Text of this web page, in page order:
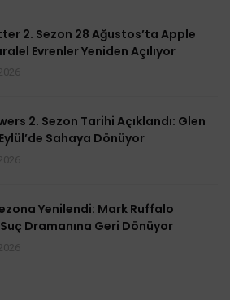
2. Sezon 28 Ağustos’ta Apple
Evrenler Yeniden Açılıyor
2. Sezon Tarihi Açıklandı: Glen
Sahaya Dönüyor
Yenilendi: Mark Ruffalo
Suç Dramanına Geri Dönüyor